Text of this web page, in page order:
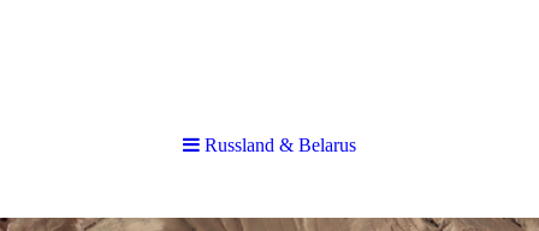
Russland & Belarus
Russland & Belarus